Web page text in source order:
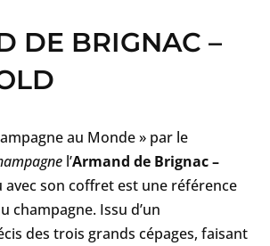
DE BRIGNAC –
au Monde » par le
l’Armand de Brignac –
avec son coffret est une référence
champagne. Issu d’un
des trois grands cépages, faisant